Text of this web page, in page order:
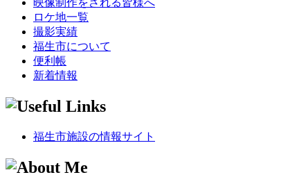
映像制作をされる皆様へ
ロケ地一覧
撮影実績
福生市について
便利帳
新着情報
福生市施設の情報サイト